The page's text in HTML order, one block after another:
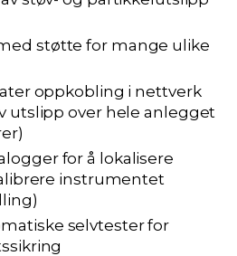
støtte for mange ulike
oppkobling i nettverk
utslipp over hele anlegget
for å lokalisere
instrumentet
selvtester for